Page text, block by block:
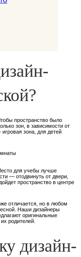
пространство было
зон, в зависимости от
зона, для детей
для учебы лучше
— отодвинуть от двери,
пространство в центре
отличается, но в любом
Наши дизайнеры
оригинальные
родителей.
дизайн-